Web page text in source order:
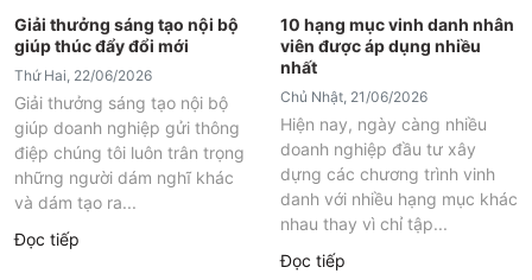
Giải thưởng sáng tạo nội bộ
giúp thúc đẩy đổi mới
Thứ Hai, 22/06/2026
Giải thưởng sáng tạo nội bộ
giúp doanh nghiệp gửi thông
điệp chúng tôi luôn trân trọng
những người dám nghĩ khác
và dám tạo ra...
Đọc tiếp
10 hạng mục vinh danh nhân
viên được áp dụng nhiều
nhất
Chủ Nhật, 21/06/2026
Hiện nay, ngày càng nhiều
doanh nghiệp đầu tư xây
dựng các chương trình vinh
danh với nhiều hạng mục khác
nhau thay vì chỉ tập...
Đọc tiếp